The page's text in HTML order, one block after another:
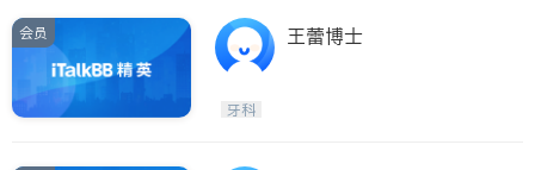
会员 王蕾博士
牙科